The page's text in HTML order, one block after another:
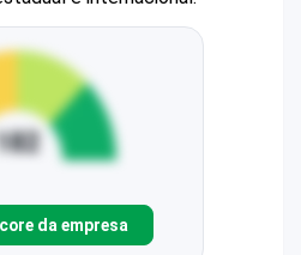
da empresa